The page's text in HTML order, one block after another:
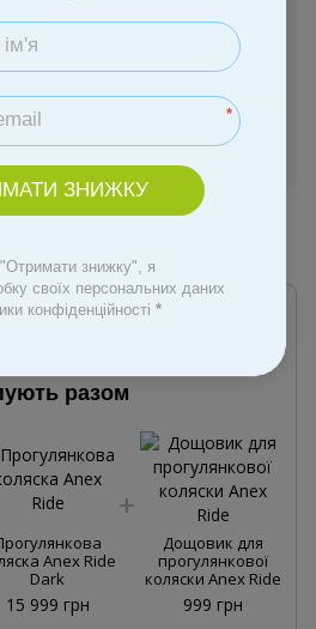
персональної знижки
обраного
разом
Anex Ride
Dark
15 999 грн
Дощовик для
прогулянкової
коляски Anex Ride
999 грн
*
ЗНИЖКУ
знижку", я
своїх персональних даних
конфіденційності *